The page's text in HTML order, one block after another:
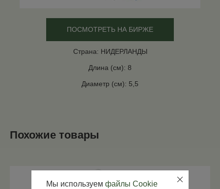
ПОСМОТРЕТЬ НА БИРЖЕ
Страна: НИДЕРЛАНДЫ
Длина (см): 8
Диаметр (см): 5,5
Похожие товары
Мы используем файлы Cookie